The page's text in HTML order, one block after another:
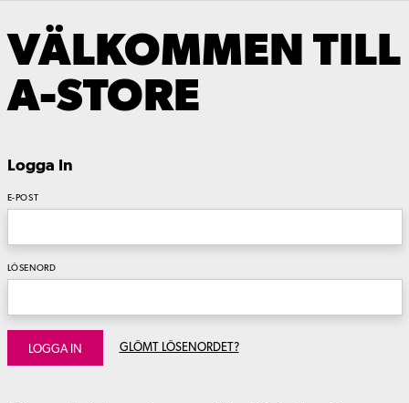
VÄLKOMMEN TILL
A-STORE
Logga In
E-POST
LÖSENORD
LOGGA IN GLÖMT LÖSENORDET?